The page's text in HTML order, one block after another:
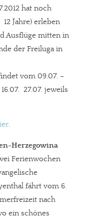
hat noch
12 Jahre) erleben
Ausflüge mitten in
der Freiluga in
vom 09.07. –
 27.07. jeweils
.
Herzegowina
Ferienwochen
fährt vom 6.
nach
ein schönes